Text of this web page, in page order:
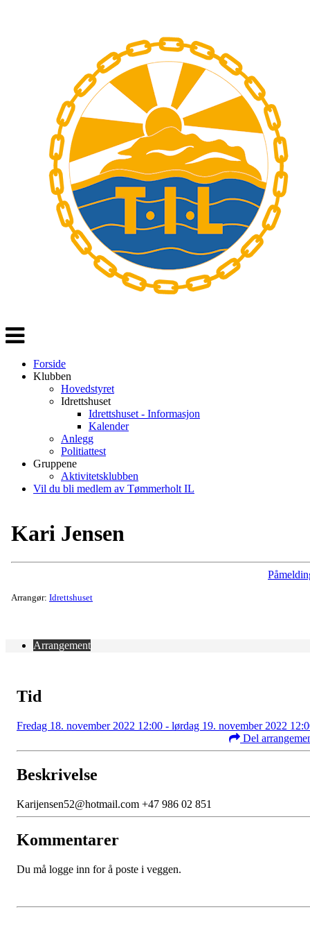
Veksle
navigasjon
Forside
Klubben
Hovedstyret
Idrettshuset
Idrettshuset - Informasjon
Kalender
Anlegg
Politiattest
Gruppene
Aktivitetsklubben
Vil du bli medlem av Tømmerholt IL
Kari Jensen
Arrangør: Idrettshuset
Arrangement
Tid
Fredag 18. november 2022 12:00 - lørdag 19. november 2022
Del
Beskrivelse
Karijensen52@hotmail.com +47 986 02 851
Kommentarer
Du må logge inn for å poste i veggen.